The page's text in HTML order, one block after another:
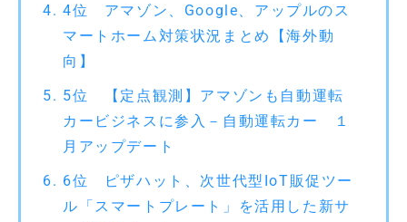
4位 アマゾン、Google、アップルのス
マートホーム対策状況まとめ【海外動
向】
5位 【定点観測】アマゾンも自動運転
カービジネスに参入－自動運転カー １
月アップデート
6位 ピザハット、次世代型IoT販促ツー
ル「スマートプレート」を活用した新サ